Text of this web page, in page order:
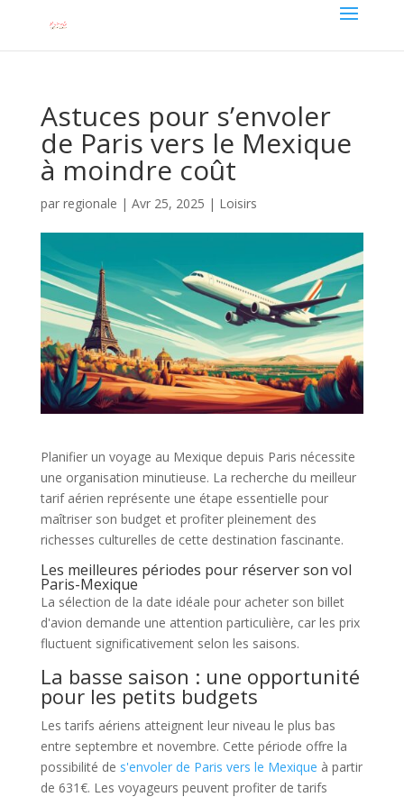
Astuces pour s’envoler
de Paris vers le Mexique
à moindre coût
par regionale | Avr 25, 2025 | Loisirs
Planifier un voyage au Mexique depuis Paris nécessite
une organisation minutieuse. La recherche du meilleur
tarif aérien représente une étape essentielle pour
maîtriser son budget et profiter pleinement des
richesses culturelles de cette destination fascinante.
Les meilleures périodes pour réserver son vol
Paris-Mexique
La sélection de la date idéale pour acheter son billet
d'avion demande une attention particulière, car les prix
fluctuent significativement selon les saisons.
La basse saison : une opportunité
pour les petits budgets
Les tarifs aériens atteignent leur niveau le plus bas
entre septembre et novembre. Cette période offre la
possibilité de s'envoler de Paris vers le Mexique à partir
de 631€. Les voyageurs peuvent profiter de tarifs